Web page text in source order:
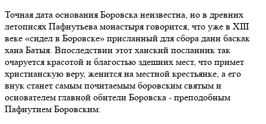
Точная дата основания Боровска неизвестна, но в древних
летописях Пафнутьева монастыря говорится, что уже в XIII
веке «сидел в Боровске» присланный для сбора дани баскак
хана Батыя. Впоследствии этот ханский посланник так
очаруется красотой и благостью здешних мест, что примет
христианскую веру, женится на местной крестьянке, а его
внук станет самым почитаемым боровским святым и
основателем главной обители Боровска - преподобным
Пафнутием Боровским.